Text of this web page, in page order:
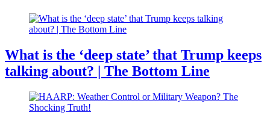
What is the ‘deep state’ that Trump keeps
talking about? | The Bottom Line